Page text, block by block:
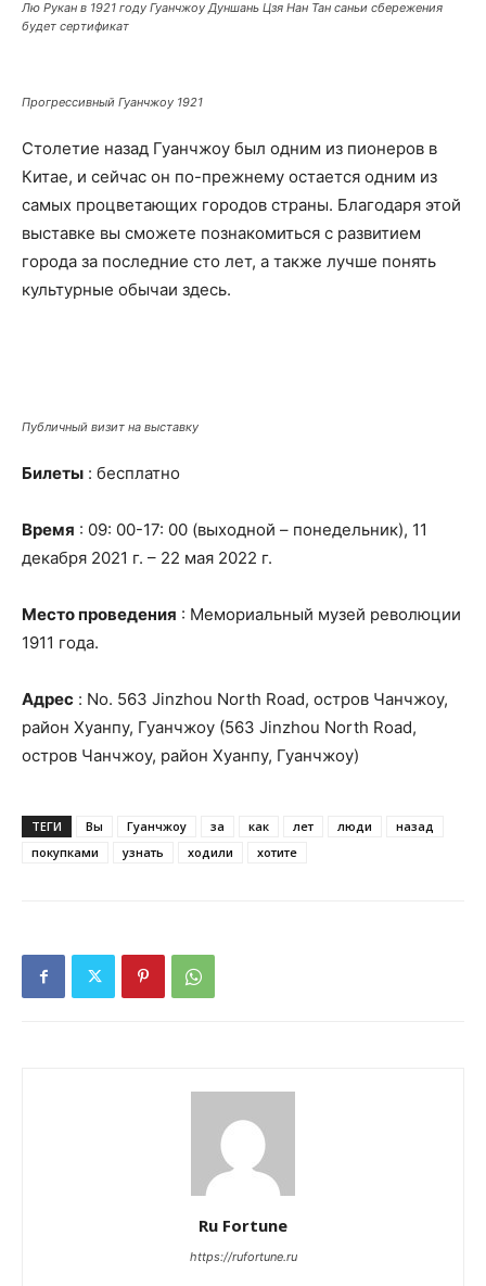
Лю Рукан в 1921 году Гуанчжоу Дуншань Цзя Нан Тан саньи сбережения
будет сертификат
Прогрессивный Гуанчжоу 1921
Столетие назад Гуанчжоу был одним из пионеров в
Китае, и сейчас он по-прежнему остается одним из
самых процветающих городов страны. Благодаря этой
выставке вы сможете познакомиться с развитием
города за последние сто лет, а также лучше понять
культурные обычаи здесь.
Публичный визит на выставку
Билеты : бесплатно
Время : 09: 00-17: 00 (выходной – понедельник), 11
декабря 2021 г. – 22 мая 2022 г.
Место проведения : Мемориальный музей революции
1911 года.
Адрес : No. 563 Jinzhou North Road, остров Чанчжоу,
район Хуанпу, Гуанчжоу (563 Jinzhou North Road,
остров Чанчжоу, район Хуанпу, Гуанчжоу)
ТЕГИ Вы Гуанчжоу за как лет люди
назад
покупками
узнать ходили хотите
Ru Fortune
https://rufortune.ru